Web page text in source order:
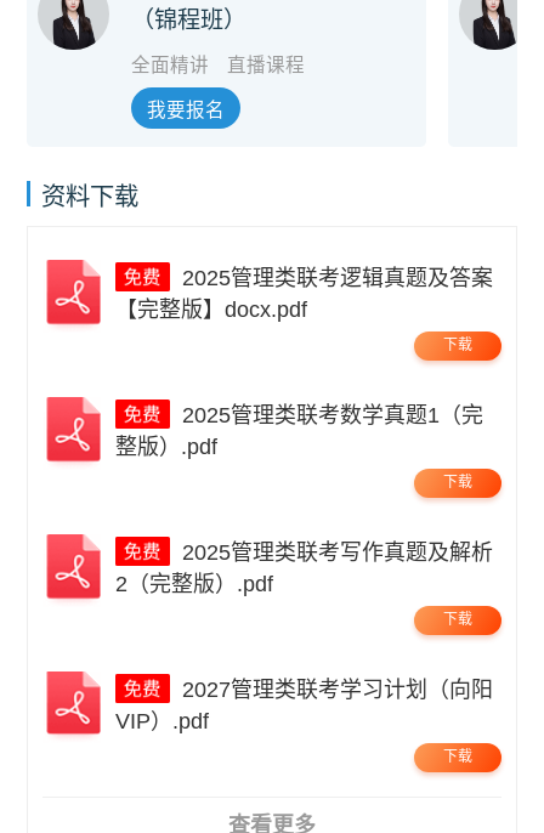
（锦程班）
全面精讲 直播课程
我要报名
资料下载
【完整版】docx.pdf
下载
整版）.pdf
下载
2（完整版）.pdf
下载
VIP）.pdf
下载
查看更多